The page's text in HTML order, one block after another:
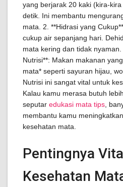
yang berjarak 20 kaki (kira-
detik. Ini membantu
mata. 2. **Hidrasi yang
cukup air sepanjang hari.
mata kering dan tidak
Nutrisi**: Makan makanan
mata* seperti sayuran hijau,
Nutrisi ini sangat vital untuk
Kalau kamu merasa butuh
seputar edukasi mata tips ,
membantu kamu
kesehatan mata.
Pentingnya
Kesehatan